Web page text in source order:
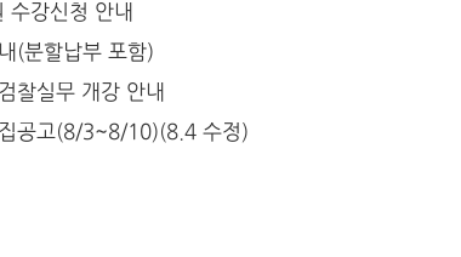
수강신청 안내
(분할납부 포함)
찰실무 개강 안내
공고(8/3~8/10)(8.4 수정)